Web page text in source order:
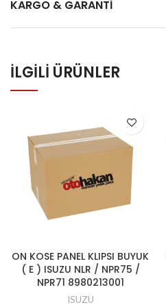
KARGO & GARANTI
İLGILI ÜRÜNLER
ON KOSE PANEL KLIPSI BUYUK
( E ) ISUZU NLR / NPR75 /
NPR71 8980213001
ISUZU